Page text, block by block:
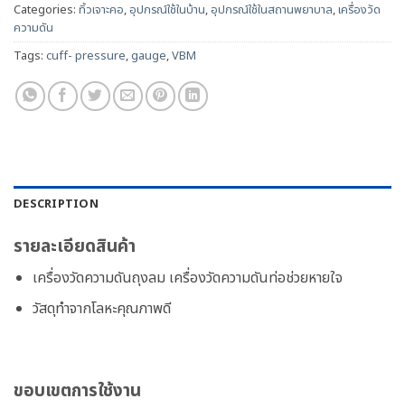
Categories: ทิ้วเจาะคอ,อุปกรณ์ใช้ในบ้าน,อุปกรณ์ใช้ในสถานพยาบาล,เครื่องวัด
ความดัน
Tags: cuff- pressure,gauge,VBM
DESCRIPTION
รายละเอียดสินค้า
เครื่องวัดความดันถุงลม เครื่องวัดความดันท่อช่วยหายใจ
วัสดุทำจากโลหะคุณภาพดี
ขอบเขตการใช้งาน